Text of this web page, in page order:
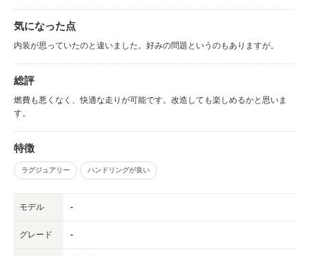
気になった点
内装が思っていたのと違いました。好みの問題というのもありますが。
総評
燃費も悪くなく、快適な走りが可能です。改造しても楽しめるかと思いま
す。
特徴
ラグジュアリー ハンドリングが良い
モデル -
グレード -